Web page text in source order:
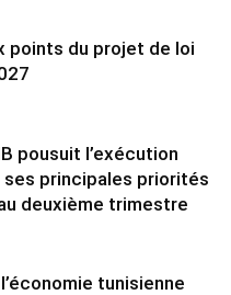
points du projet de loi
pousuit l’exécution
ses principales priorités
deuxième trimestre
tunisienne